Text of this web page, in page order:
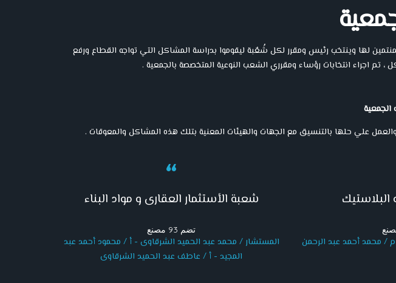
لها وينتخب رئيس ومقرر لكل شُعٌبة ليقوموا بدراسة المشاكل التي تواجه القطاع ورفع
، تم اجراء انتخابات رؤساء ومقرري الشعب النوعية المتخصصة بالجمعية .
علي حلها بالتنسيق مع الجهات والهيئات المعنية بتلك هذه المشاكل والمعوقات .
/ محمد أحمد عبد الرحمن
شعبة الأستثمار العقارى و مواد البناء
تضم 93 مصنع
المستشار / محمد عبد الحميد الشرقاوى - أ / محمود أحمد عبد
المجيد - أ / عاطف عبد الحميد الشرقاوى